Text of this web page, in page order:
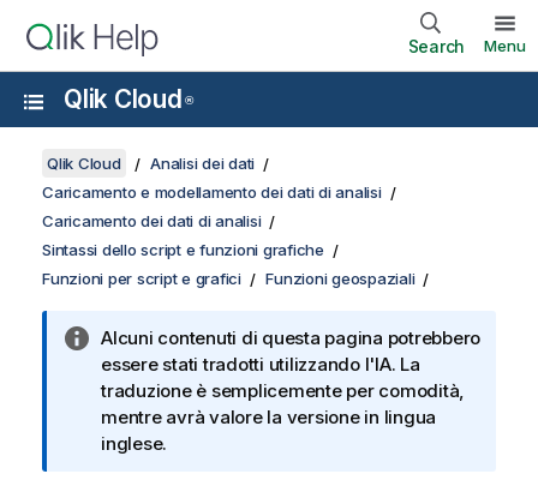
Search Menu
Qlik Cloud ®
Qlik Cloud
Analisi dei dati
Caricamento e modellamento dei dati di analisi
Caricamento dei dati di analisi
Sintassi dello script e funzioni grafiche
Funzioni per script e grafici
Funzioni geospaziali
Alcuni contenuti di questa pagina potrebbero
essere stati tradotti utilizzando l'IA. La
traduzione è semplicemente per comodità,
mentre avrà valore la versione in lingua
inglese.